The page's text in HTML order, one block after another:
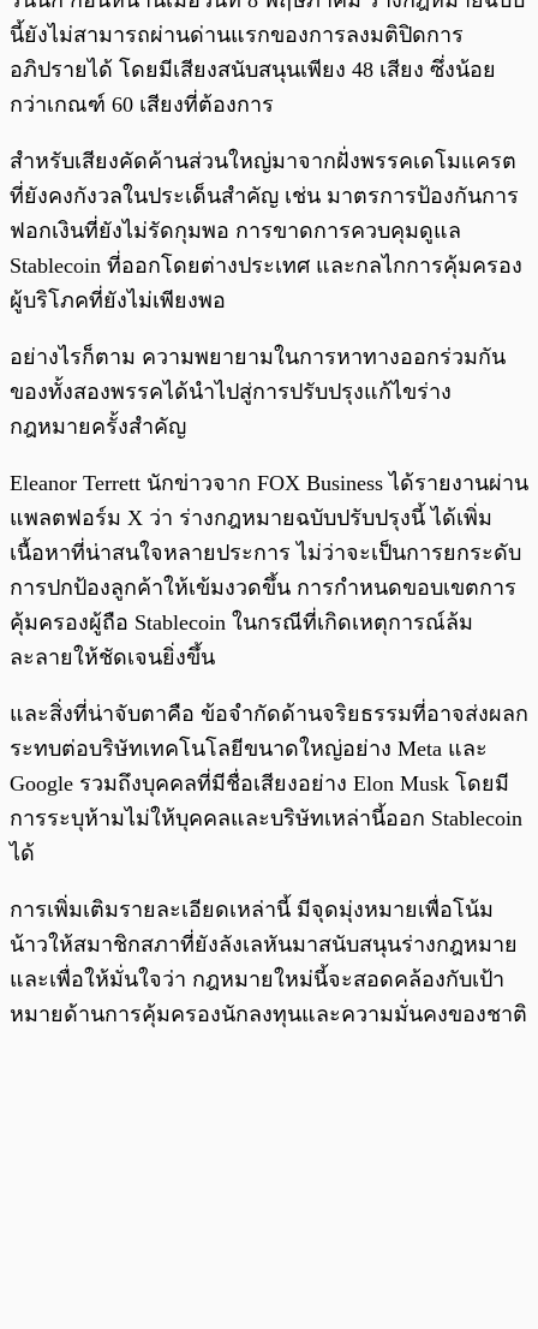
นี้ยังไม่สามารถผ่านด่านแรกของการลงมติปิดการ
อภิปรายได้ โดยมีเสียงสนับสนุนเพียง 48 เสียง ซึ่งน้อย
กว่าเกณฑ์ 60 เสียงที่ต้องการ
สำหรับเสียงคัดค้านส่วนใหญ่มาจากฝั่งพรรคเดโมแครต
ที่ยังคงกังวลในประเด็นสำคัญ เช่น มาตรการป้องกันการ
ฟอกเงินที่ยังไม่รัดกุมพอ การขาดการควบคุมดูแล
Stablecoin ที่ออกโดยต่างประเทศ และกลไกการคุ้มครอง
ผู้บริโภคที่ยังไม่เพียงพอ
อย่างไรก็ตาม ความพยายามในการหาทางออกร่วมกัน
ของทั้งสองพรรคได้นำไปสู่การปรับปรุงแก้ไขร่าง
กฎหมายครั้งสำคัญ
Eleanor Terrett นักข่าวจาก FOX Business ได้รายงานผ่าน
แพลตฟอร์ม X ว่า ร่างกฎหมายฉบับปรับปรุงนี้ ได้เพิ่ม
เนื้อหาที่น่าสนใจหลายประการ ไม่ว่าจะเป็นการยกระดับ
การปกป้องลูกค้าให้เข้มงวดขึ้น การกำหนดขอบเขตการ
คุ้มครองผู้ถือ Stablecoin ในกรณีที่เกิดเหตุการณ์ล้ม
ละลายให้ชัดเจนยิ่งขึ้น
และสิ่งที่น่าจับตาคือ ข้อจำกัดด้านจริยธรรมที่อาจส่งผลก
ระทบต่อบริษัทเทคโนโลยีขนาดใหญ่อย่าง Meta และ
Google รวมถึงบุคคลที่มีชื่อเสียงอย่าง Elon Musk โดยมี
การระบุห้ามไม่ให้บุคคลและบริษัทเหล่านี้ออก Stablecoin
ได้
การเพิ่มเติมรายละเอียดเหล่านี้ มีจุดมุ่งหมายเพื่อโน้ม
น้าวให้สมาชิกสภาที่ยังลังเลหันมาสนับสนุนร่างกฎหมาย
และเพื่อให้มั่นใจว่า กฎหมายใหม่นี้จะสอดคล้องกับเป้า
หมายด้านการคุ้มครองนักลงทุนและความมั่นคงของชาติ